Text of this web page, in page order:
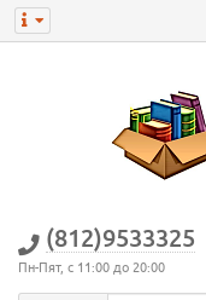
(812)9533325
Пн-Пят, с 11:00 до 20:00